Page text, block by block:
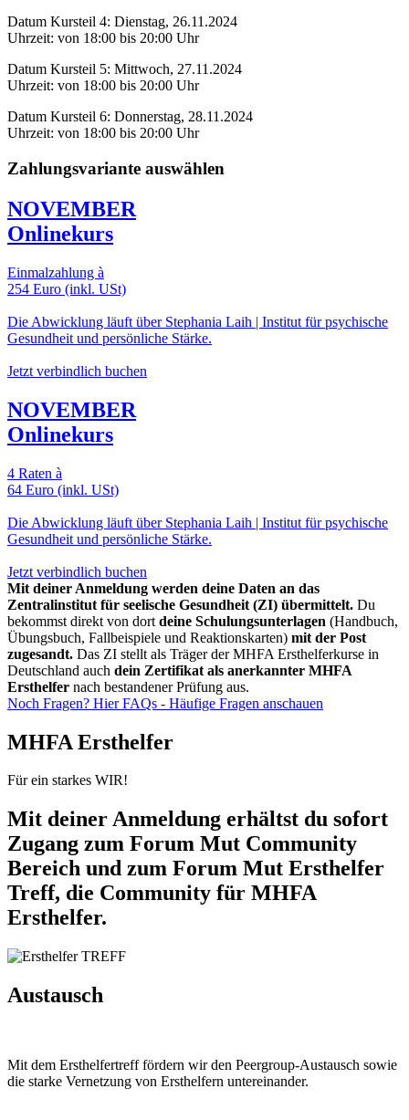
Datum Kursteil 4: Dienstag, 26.11.2024
Uhrzeit: von 18:00 bis 20:00 Uhr
Datum Kursteil 5: Mittwoch, 27.11.2024
Uhrzeit: von 18:00 bis 20:00 Uhr
Datum Kursteil 6: Donnerstag, 28.11.2024
Uhrzeit: von 18:00 bis 20:00 Uhr
Zahlungsvariante auswählen
NOVEMBER
Onlinekurs
Einmalzahlung à
254 Euro (inkl. USt)
Die Abwicklung läuft über Stephania Laih | Institut für psychische
Gesundheit und persönliche Stärke.
Jetzt verbindlich buchen
NOVEMBER
Onlinekurs
4 Raten à
64 Euro (inkl. USt)
Die Abwicklung läuft über Stephania Laih | Institut für psychische
Gesundheit und persönliche Stärke.
Jetzt verbindlich buchen
Mit deiner Anmeldung werden deine Daten an das
Zentralinstitut für seelische Gesundheit (ZI) übermittelt. Du
bekommst direkt von dort deine Schulungsunterlagen (Handbuch,
Übungsbuch, Fallbeispiele und Reaktionskarten) mit der Post
zugesandt. Das ZI stellt als Träger der MHFA Ersthelferkurse in
Deutschland auch dein Zertifikat als anerkannter MHFA
Ersthelfer nach bestandener Prüfung aus.
Noch Fragen? Hier FAQs - Häufige Fragen anschauen
MHFA Ersthelfer
Für ein starkes WIR!
Mit deiner Anmeldung erhältst du sofort
Zugang zum Forum Mut Community
Bereich und zum Forum Mut Ersthelfer
Treff, die Community für MHFA
Ersthelfer.
Austausch
Mit dem Ersthelfertreff fördern wir den Peergroup-Austausch sowie
die starke Vernetzung von Ersthelfern untereinander.